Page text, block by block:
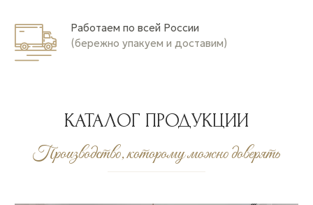
Работаем по всей России
(бережно упакуем и доставим)
КАТАЛОГ ПРОДУКЦИИ
Производство, которому можно доверять